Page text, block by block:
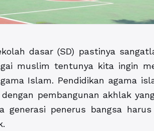
dasar (SD) pastinya
muslim tentunya kita ingin
Islam. Pendidikan agama
pembangunan akhlak
generasi penerus bangsa